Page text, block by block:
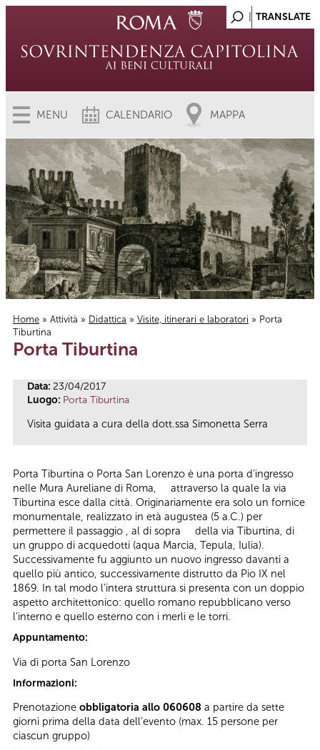
MENU CALENDARIO MAPPA
Tu sei qui
Home » Attività » Didattica » Visite, itinerari e laboratori » Porta
Tiburtina
Porta Tiburtina
Data: 23/04/2017
Luogo: Porta Tiburtina
Visita guidata a cura della dott.ssa Simonetta Serra
Porta Tiburtina o Porta San Lorenzo è una porta d'ingresso
nelle Mura Aureliane di Roma, attraverso la quale la via
Tiburtina esce dalla città. Originariamente era solo un fornice
monumentale, realizzato in età augustea (5 a.C.) per
permettere il passaggio , al di sopra della via Tiburtina, di
un gruppo di acquedotti (aqua Marcia, Tepula, Iulia).
Successivamente fu aggiunto un nuovo ingresso davanti a
quello più antico, successivamente distrutto da Pio IX nel
1869. In tal modo l’intera struttura si presenta con un doppio
aspetto architettonico: quello romano repubblicano verso
l’interno e quello esterno con i merli e le torri.
Appuntamento:
Via di porta San Lorenzo
Informazioni:
Prenotazione obbligatoria allo 060608 a partire da sette
giorni prima della data dell’evento (max. 15 persone per
ciascun gruppo)